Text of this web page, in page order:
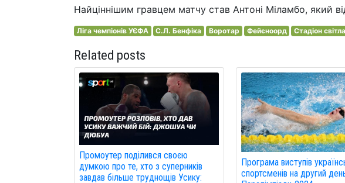
Найціннішим гравцем матчу став Антоні Міламбо, який
Ліга чемпіонів УЄФА С.Л. Бенфіка Воротар Фейєноорд Стадіон світла
Related posts
Промоутер поділився своєю
думкою про те, хто з суперників
завдав більше труднощів Усику:
Програма виступів
спортсменів на другий